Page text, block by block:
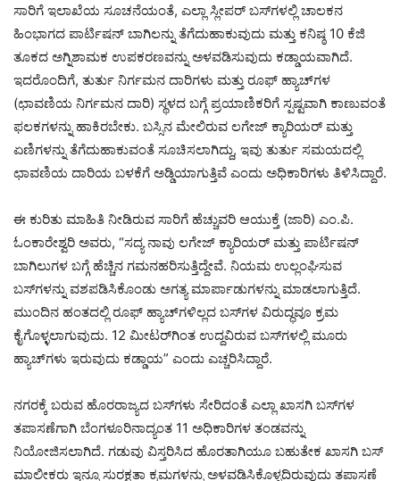
ಸಾರಿಗೆ ಇಲಾಖೆಯ ಸೂಚನೆಯಂತೆ, ಎಲ್ಲಾ ಸ್ಲೀಪರ್ ಬಸ್‌ಗಳಲ್ಲಿ ಚಾಲಕನ
ಹಿಂಭಾಗದ ಪಾರ್ಟಿಷನ್ ಬಾಗಿಲನ್ನು ತೆಗೆದುಹಾಕುವುದು ಮತ್ತು ಕನಿಷ್ಠ 10 ಕೆಜಿ
ತೂಕದ ಅಗ್ನಿಶಾಮಕ ಉಪಕರಣವನ್ನು ಅಳವಡಿಸುವುದು ಕಡ್ಡಾಯವಾಗಿದೆ.
ಇದರೊಂದಿಗೆ, ತುರ್ತು ನಿರ್ಗಮನ ದಾರಿಗಳು ಮತ್ತು ರೂಫ್ ಹ್ಯಾಚ್‌ಗಳ
(ಛಾವಣಿಯ ನಿರ್ಗಮನ ದಾರಿ) ಸ್ಥಳದ ಬಗ್ಗೆ ಪ್ರಯಾಣಿಕರಿಗೆ ಸ್ಪಷ್ಟವಾಗಿ ಕಾಣುವಂತೆ
ಫಲಕಗಳನ್ನು ಹಾಕಿರಬೇಕು. ಬಸ್ಸಿನ ಮೇಲಿರುವ ಲಗೇಜ್ ಕ್ಯಾರಿಯರ್ ಮತ್ತು
ಏಣಿಗಳನ್ನು ತೆಗೆದುಹಾಕುವಂತೆ ಸೂಚಿಸಲಾಗಿದ್ದು, ಇವು ತುರ್ತು ಸಮಯದಲ್ಲಿ
ಛಾವಣಿಯ ದಾರಿಯ ಬಳಕೆಗೆ ಅಡ್ಡಿಯಾಗುತ್ತಿವೆ ಎಂದು ಅಧಿಕಾರಿಗಳು ತಿಳಿಸಿದ್ದಾರೆ.
ಈ ಕುರಿತು ಮಾಹಿತಿ ನೀಡಿರುವ ಸಾರಿಗೆ ಹೆಚ್ಚುವರಿ ಆಯುಕ್ತೆ (ಜಾರಿ) ಎಂ.ಪಿ.
ಓಂಕಾರೇಶ್ವರಿ ಅವರು, “ಸದ್ಯ ನಾವು ಲಗೇಜ್ ಕ್ಯಾರಿಯರ್ ಮತ್ತು ಪಾರ್ಟಿಷನ್
ಬಾಗಿಲುಗಳ ಬಗ್ಗೆ ಹೆಚ್ಚಿನ ಗಮನಹರಿಸುತ್ತಿದ್ದೇವೆ. ನಿಯಮ ಉಲ್ಲಂಘಿಸುವ
ಬಸ್‌ಗಳನ್ನು ವಶಪಡಿಸಿಕೊಂಡು ಅಗತ್ಯ ಮಾರ್ಪಾಡುಗಳನ್ನು ಮಾಡಲಾಗುತ್ತಿದೆ.
ಮುಂದಿನ ಹಂತದಲ್ಲಿ ರೂಫ್ ಹ್ಯಾಚ್‌ಗಳಿಲ್ಲದ ಬಸ್‌ಗಳ ವಿರುದ್ಧವೂ ಕ್ರಮ
ಕೈಗೊಳ್ಳಲಾಗುವುದು. 12 ಮೀಟರ್‌ಗಿಂತ ಉದ್ದವಿರುವ ಬಸ್‌ಗಳಲ್ಲಿ ಮೂರು
ಹ್ಯಾಚ್‌ಗಳು ಇರುವುದು ಕಡ್ಡಾಯ” ಎಂದು ಎಚ್ಚರಿಸಿದ್ದಾರೆ.
ನಗರಕ್ಕೆ ಬರುವ ಹೊರರಾಜ್ಯದ ಬಸ್‌ಗಳು ಸೇರಿದಂತೆ ಎಲ್ಲಾ ಖಾಸಗಿ ಬಸ್‌ಗಳ
ತಪಾಸಣೆಗಾಗಿ ಬೆಂಗಳೂರಿನಾದ್ಯಂತ 11 ಅಧಿಕಾರಿಗಳ ತಂಡವನ್ನು
ನಿಯೋಜಿಸಲಾಗಿದೆ. ಗಡುವು ವಿಸ್ತರಿಸಿದ ಹೊರತಾಗಿಯೂ ಬಹುತೇಕ ಖಾಸಗಿ ಬಸ್
ಮಾಲೀಕರು ಇನ್ನೂ ಸುರಕ್ಷತಾ ಕ್ರಮಗಳನ್ನು ಅಳವಡಿಸಿಕೊಳ್ಳದಿರುವುದು ತಪಾಸಣೆ